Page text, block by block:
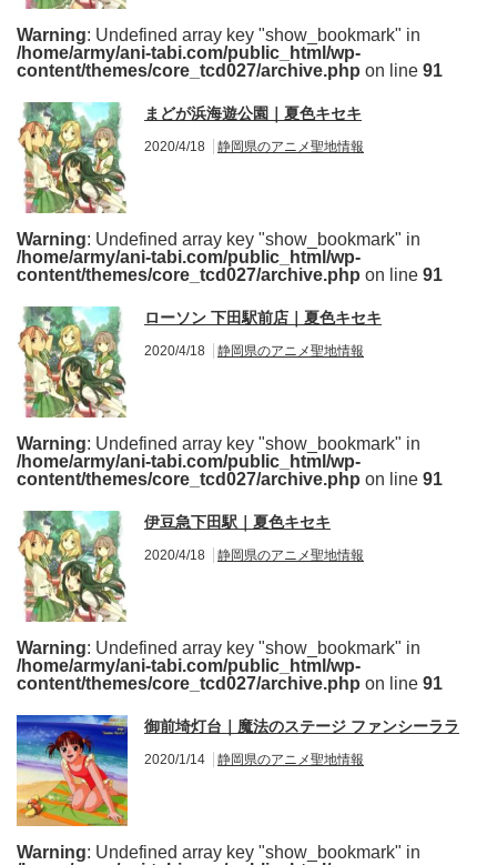
Warning: Undefined array key "show_bookmark" in
/home/army/ani-tabi.com/public_html/wp-
content/themes/core_tcd027/archive.php on line 91
まどが浜海遊公園｜夏色キセキ
2020/4/18 静岡県のアニメ聖地情報
Warning: Undefined array key "show_bookmark" in
/home/army/ani-tabi.com/public_html/wp-
content/themes/core_tcd027/archive.php on line 91
ローソン 下田駅前店｜夏色キセキ
2020/4/18 静岡県のアニメ聖地情報
Warning: Undefined array key "show_bookmark" in
/home/army/ani-tabi.com/public_html/wp-
content/themes/core_tcd027/archive.php on line 91
伊豆急下田駅｜夏色キセキ
2020/4/18 静岡県のアニメ聖地情報
Warning: Undefined array key "show_bookmark" in
/home/army/ani-tabi.com/public_html/wp-
content/themes/core_tcd027/archive.php on line 91
御前埼灯台｜魔法のステージ ファンシーララ
2020/1/14 静岡県のアニメ聖地情報
Warning: Undefined array key "show_bookmark" in